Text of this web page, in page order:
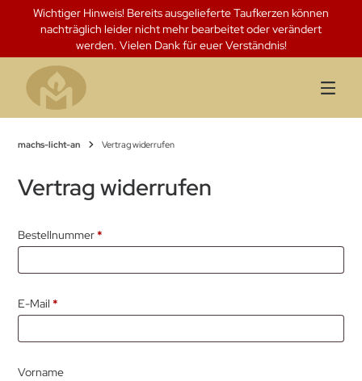
Springen
Inhalt
Wichtiger Hinweis! Bereits ausgelieferte Taufkerzen können
nachträglich leider nicht mehr bearbeitet oder verändert
werden. Vielen Dank für euer Verständnis!
machs-licht-an Vertrag widerrufen
Vertrag widerrufen
Bestellnummer*
E-Mail*
Vorname
Page URI *erforderlich